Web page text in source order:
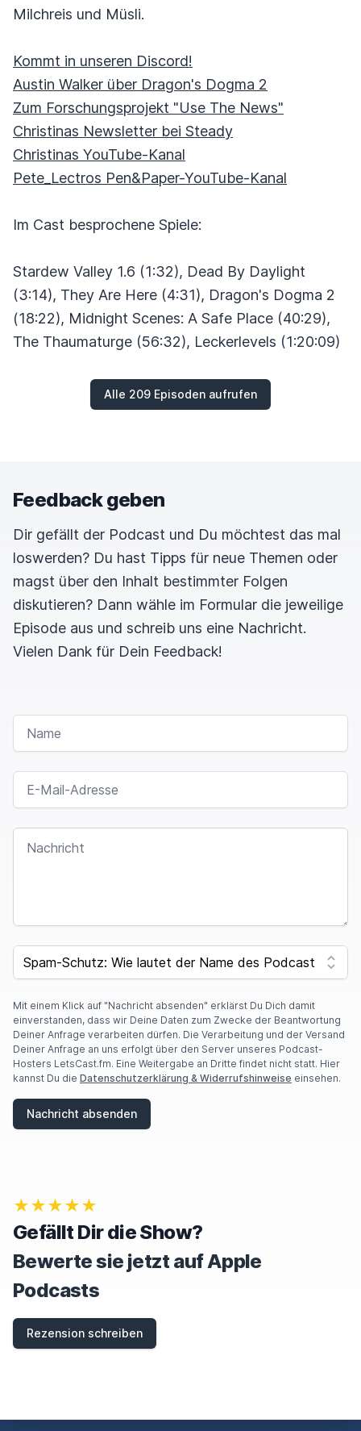
Milchreis und Müsli.
Kommt in unseren Discord!
Austin Walker über Dragon's Dogma 2
Zum Forschungsprojekt "Use The News"
Christinas Newsletter bei Steady
Christinas YouTube-Kanal
Pete_Lectros Pen&Paper-YouTube-Kanal
Im Cast besprochene Spiele:
Stardew Valley 1.6 (1:32), Dead By Daylight
(3:14), They Are Here (4:31), Dragon's Dogma 2
(18:22), Midnight Scenes: A Safe Place (40:29),
The Thaumaturge (56:32), Leckerlevels (1:20:09)
Alle 209 Episoden aufrufen
Feedback geben
Dir gefällt der Podcast und Du möchtest das mal
loswerden? Du hast Tipps für neue Themen oder
magst über den Inhalt bestimmter Folgen
diskutieren? Dann wähle im Formular die jeweilige
Episode aus und schreib uns eine Nachricht.
Vielen Dank für Dein Feedback!
NAME
E-MAIL-ADRESSE
NACHRICHT
SPAM CAPTCHA
Mit einem Klick auf "Nachricht absenden" erklärst Du Dich damit
einverstanden, dass wir Deine Daten zum Zwecke der Beantwortung
Deiner Anfrage verarbeiten dürfen. Die Verarbeitung und der Versand
Deiner Anfrage an uns erfolgt über den Server unseres Podcast-
Hosters LetsCast.fm. Eine Weitergabe an Dritte findet nicht statt. Hier
kannst Du die Datenschutzerklärung & Widerrufshinweise einsehen.
Nachricht absenden
★★★★★
Gefällt Dir die Show?
Bewerte sie jetzt auf Apple
Podcasts
Rezension schreiben